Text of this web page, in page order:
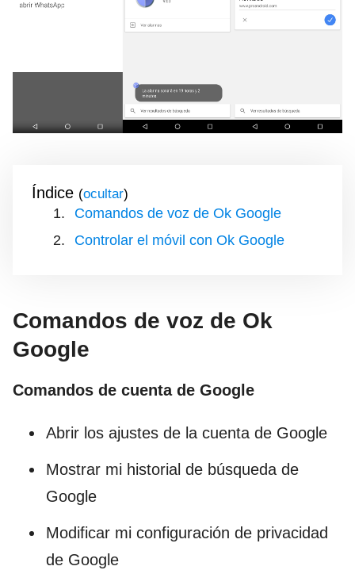
Índice ( )
Comandos de voz de Ok Google
Controlar el móvil con Ok Google
Comandos de voz de Ok
Google
Comandos de cuenta de Google
Abrir los ajustes de la cuenta de Google
Mostrar mi historial de búsqueda de
Google
Modificar mi configuración de privacidad
de Google